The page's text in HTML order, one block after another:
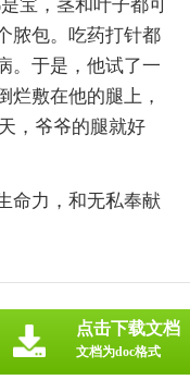
宝，茎和叶子都可
脓包。吃药打针都
。于是，他试了一
烂敷在他的腿上，
，爷爷的腿就好
命力，和无私奉献
点击下载文档
文档为doc格式